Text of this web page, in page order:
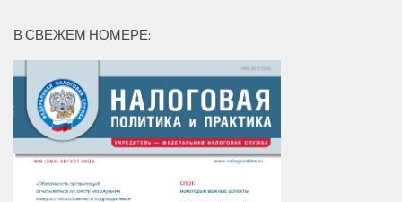
В СВЕЖЕМ НОМЕРЕ: